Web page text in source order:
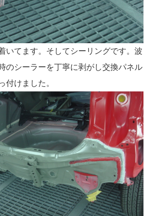
いてます。そしてシーリングです。波
のシーラーを丁寧に剥がし交換パネル
付けました。